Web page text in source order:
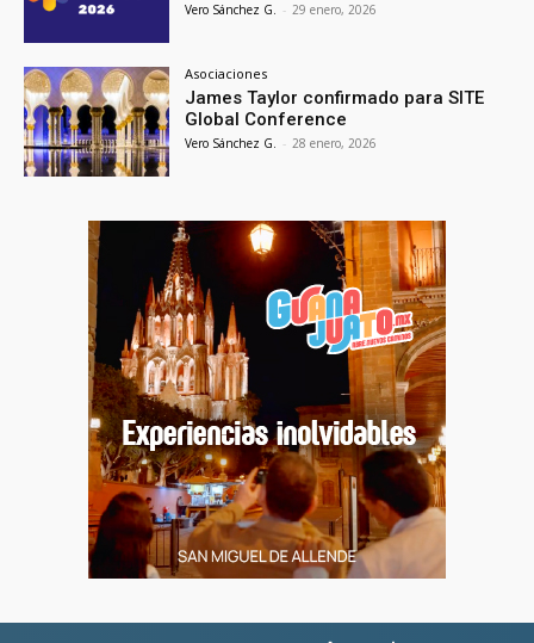
Vero Sánchez G. - 29 enero, 2026
Asociaciones
James Taylor confirmado para SITE
Global Conference
Vero Sánchez G. - 28 enero, 2026